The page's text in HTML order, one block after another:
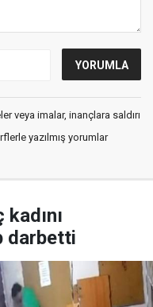
veya imalar, inançlara saldırı
yazılmış yorumlar
darbetti